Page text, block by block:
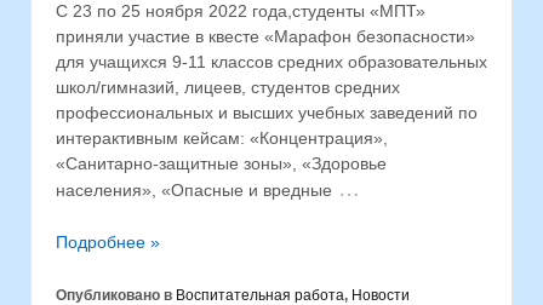
С 23 по 25 ноября 2022 года,студенты «МПТ»
приняли участие в квесте «Марафон безопасности»
для учащихся 9-11 классов средних образовательных
школ/гимназий, лицеев, студентов средних
профессиональных и высших учебных заведений по
интерактивным кейсам: «Концентрация»,
«Санитарно-защитные зоны», «Здоровье
населения», «Опасные и вредные …
Подробнее »
Опубликовано в Воспитательная работа, Новости